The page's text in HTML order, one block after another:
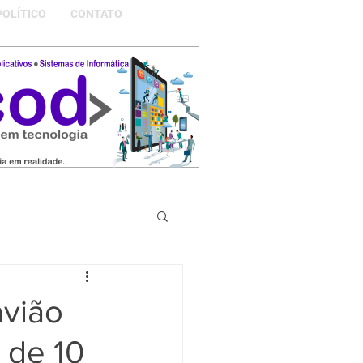
CONTATO
DA NOSSA GRAMADO
10